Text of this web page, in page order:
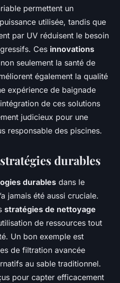
permettent un
utilisée, tandis que
par UV réduisent le besoin
Ces innovations
seulement la santé de
également la qualité
expérience de baignade
de ces solutions
judicieux pour une
responsable des piscines.
durables
durables dans le
jamais été aussi cruciale.
stratégies de nettoyage
de ressources tout
Un bon exemple est
de filtration avancée
au sable traditionnel.
pour capter efficacement